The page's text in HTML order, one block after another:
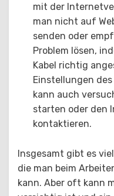
mit der
man nicht auf
senden oder
Problem lösen,
Kabel richtig
Einstellungen
kann auch
starten oder den
kontaktieren.
Insgesamt gibt es
die man beim
kann. Aber oft kann